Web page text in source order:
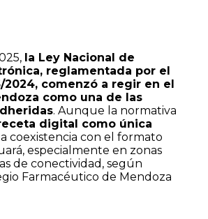
la Ley Nacional de
reglamentada por el
2024, comenzó a regir en el
como una de las
. Aunque la normativa
digital como única
coexistencia con el formato
especialmente en zonas
de conectividad, según
Farmacéutico de Mendoza